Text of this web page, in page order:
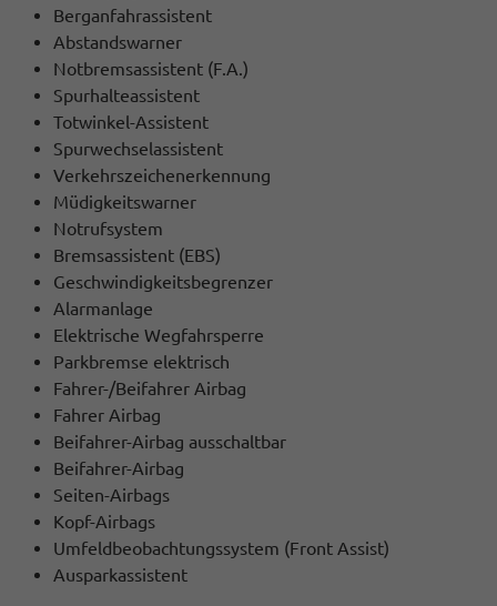
Berganfahrassistent
Abstandswarner
Notbremsassistent (F.A.)
Spurhalteassistent
Totwinkel-Assistent
Spurwechselassistent
Verkehrszeichenerkennung
Müdigkeitswarner
Notrufsystem
Bremsassistent (EBS)
Geschwindigkeitsbegrenzer
Alarmanlage
Elektrische Wegfahrsperre
Parkbremse elektrisch
Fahrer-/Beifahrer Airbag
Fahrer Airbag
Beifahrer-Airbag ausschaltbar
Beifahrer-Airbag
Seiten-Airbags
Kopf-Airbags
Umfeldbeobachtungssystem (Front Assist)
Ausparkassistent